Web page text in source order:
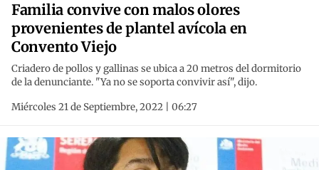
Familia convive con malos olores
provenientes de plantel avícola en
Convento Viejo
Criadero de pollos y gallinas se ubica a 20 metros del dormitorio
de la denunciante. "Ya no se soporta convivir así", dijo.
Miércoles 21 de Septiembre, 2022 | 06:27